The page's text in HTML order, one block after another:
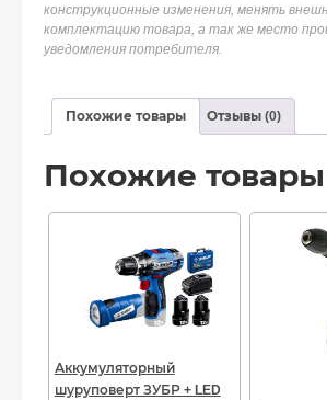
конструкционные изменения, менять
комплектацию товара, а так же место
уведомления потребителя.
Похожие товары Отзывы (0)
Похожие товары
Аккумуляторный
шуруповерт ЗУБР + LED